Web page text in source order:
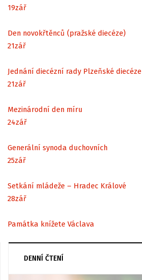
19zář
Den novokřtěnců (pražské diecéze)
21zář
Jednání diecézní rady Plzeňské diecéze
21zář
Mezinárodní den míru
24zář
Generální synoda duchovních
25zář
Setkání mládeže – Hradec Králové
28zář
Památka knížete Václava
DENNÍ ČTENÍ